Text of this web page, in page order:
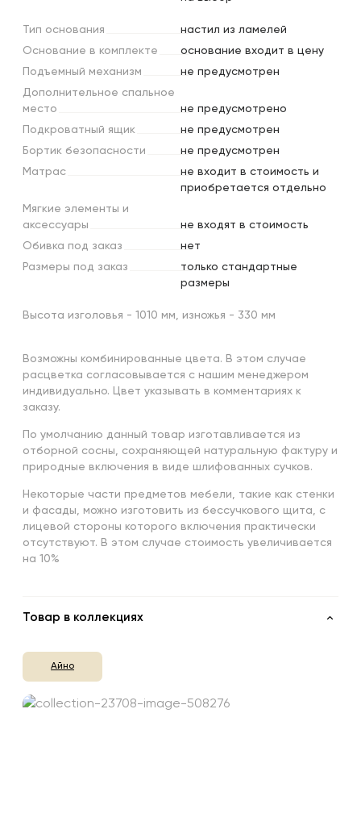
Тип основания
настил из ламелей
Основание в комплекте
основание входит в цену
Подъемный механизм
не предусмотрен
Дополнительное спальное
место
не предусмотрено
Подкроватный ящик
не предусмотрен
Бортик безопасности
не предусмотрен
Матрас
не входит в стоимость и
приобретается отдельно
Мягкие элементы и
аксессуары
не входят в стоимость
Обивка под заказ
нет
Размеры под заказ
только стандартные
размеры
Высота изголовья - 1010 мм, изножья - 330 мм
Возможны комбинированные цвета. В этом случае
расцветка согласовывается с нашим менеджером
индивидуально. Цвет указывать в комментариях к
заказу.
По умолчанию данный товар изготавливается из
отборной сосны, сохраняющей натуральную фактуру и
природные включения в виде шлифованных сучков.
Некоторые части предметов мебели, такие как стенки
и фасады, можно изготовить из бессучкового щита, с
лицевой стороны которого включения практически
отсутствуют. В этом случае стоимость увеличивается
на 10%
Товар в коллекциях
Айно